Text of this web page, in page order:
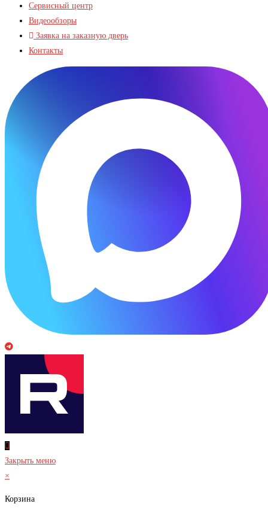
Сервисный центр
Видеообзоры
Заявка на заказную дверь
Контакты
Закрыть меню
×
Корзина